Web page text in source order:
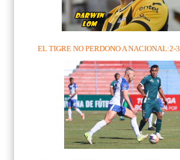
EL TIGRE NO PERDONO A NACIONAL:2-3